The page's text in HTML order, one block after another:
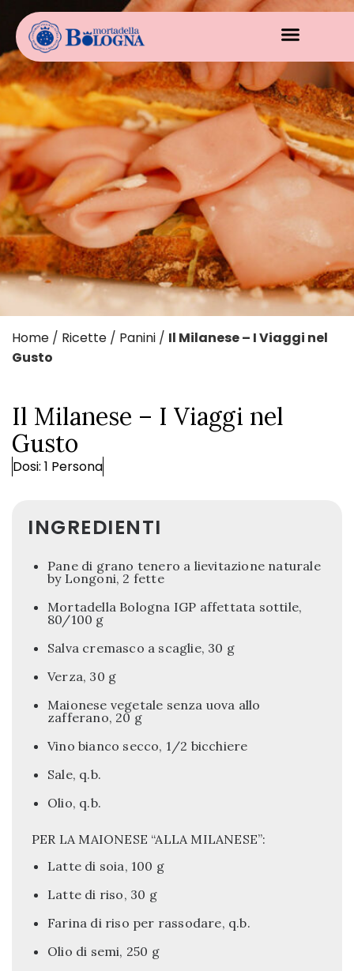
Home / Ricette / Panini / Il Milanese – I Viaggi nel
Gusto
Il Milanese – I Viaggi nel
Gusto
Dosi: 1 Persona
INGREDIENTI
Pane di grano tenero a lievitazione naturale
by Longoni, 2 fette
Mortadella Bologna IGP affettata sottile,
80/100 g
Salva cremasco a scaglie, 30 g
Verza, 30 g
Maionese vegetale senza uova allo
zafferano, 20 g
Vino bianco secco, 1/2 bicchiere
Sale, q.b.
Olio, q.b.
PER LA MAIONESE “ALLA MILANESE”:
Latte di soia, 100 g
Latte di riso, 30 g
Farina di riso per rassodare, q.b.
Olio di semi, 250 g